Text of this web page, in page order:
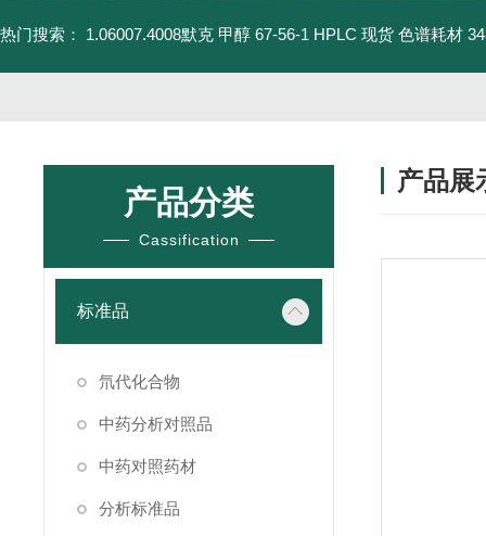
热门搜索： 1.06007.4008默克 甲醇 67-56-1 HPLC 现货 色谱耗材
产品分类
Cassification
标准品
氘代化合物
中药分析对照品
中药对照药材
分析标准品
产品展